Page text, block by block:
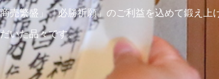
売繁盛」「必勝祈願」のご利益を込めて鍛え上
いた品々です。